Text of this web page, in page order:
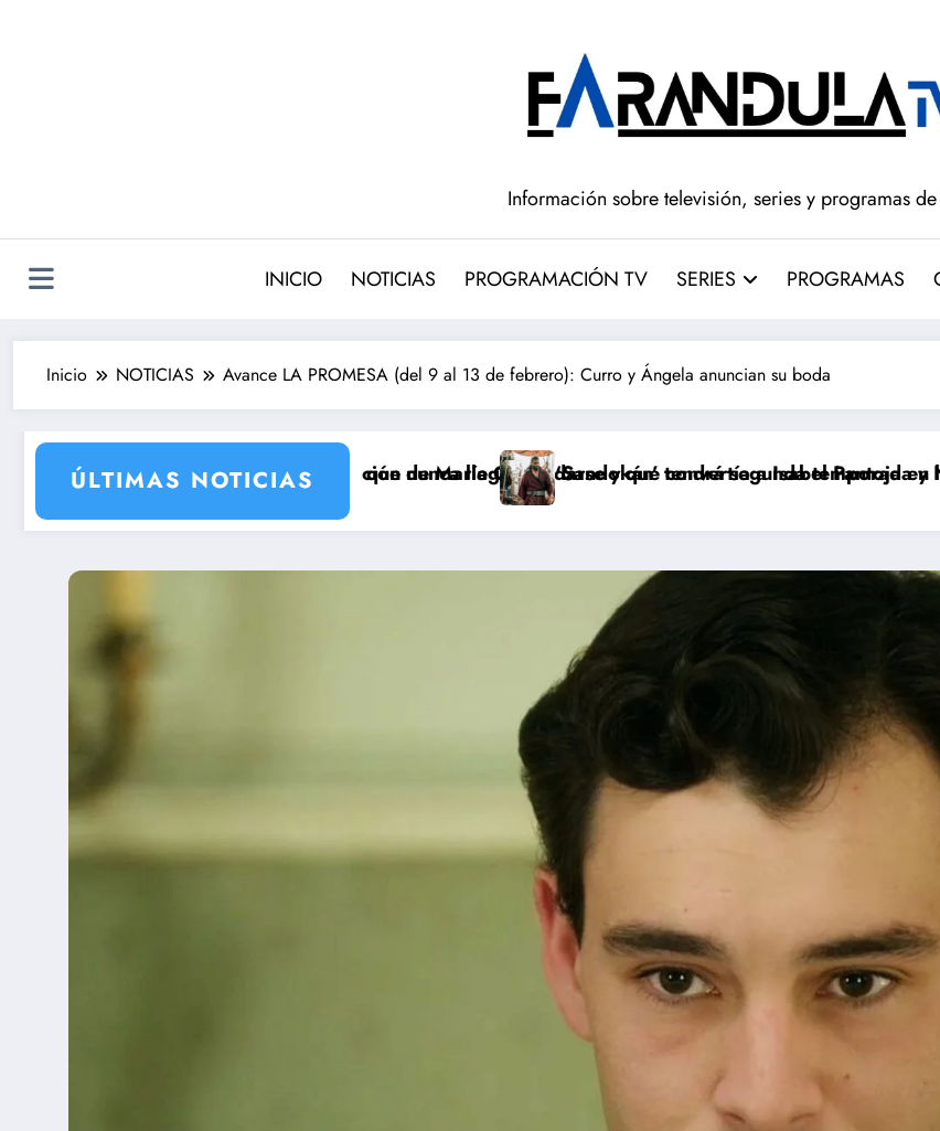
Información sobre televisión, series y programas
INICIO NOTICIAS PROGRAMACIÓN TV SERIES PROGRAMAS
Inicio NOTICIAS Avance LA PROMESA (del 9 al 13 de febrero): Curro y Ángela anuncian su boda
ÚLTIMAS NOTICIAS
de María Castro
que nunca llegó a rodarse y que convertía a Isabel Pantoja en la gran antagonista
‘Sandokán’ tendrá segunda temporada y Netflix cambia el futuro de la
Pepón y Edu caen en la